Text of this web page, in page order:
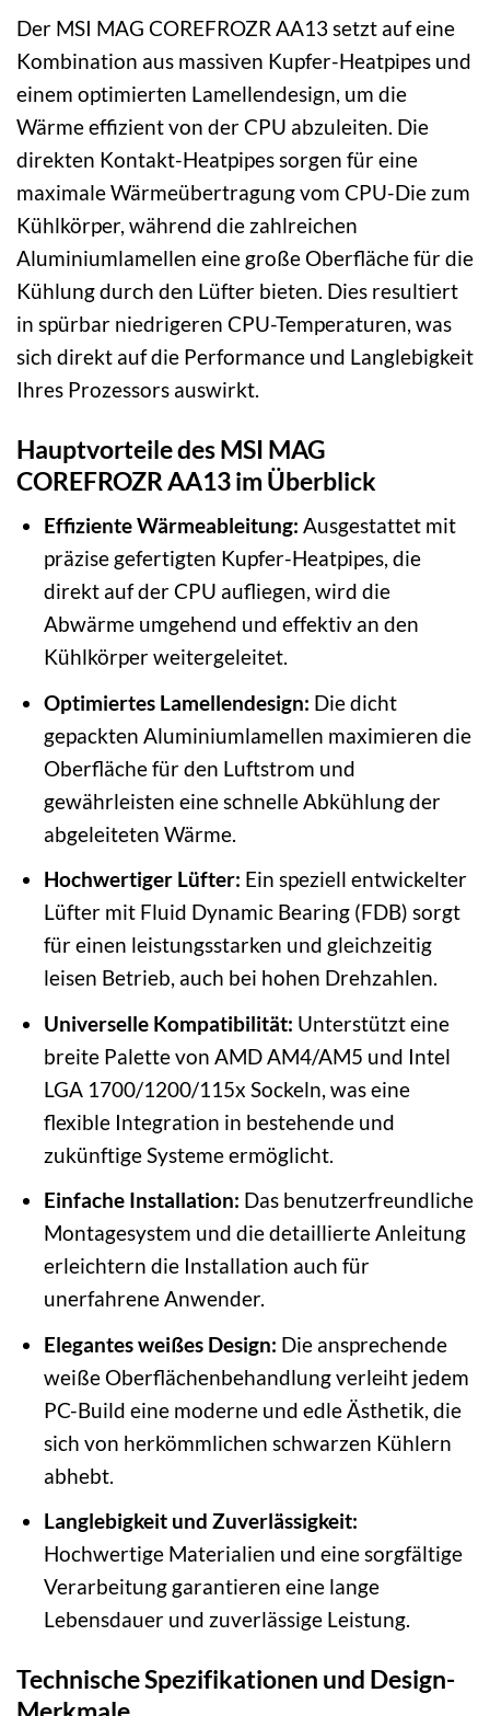
Der MSI MAG COREFROZR AA13 setzt auf eine
Kombination aus massiven Kupfer-Heatpipes und
einem optimierten Lamellendesign, um die
Wärme effizient von der CPU abzuleiten. Die
direkten Kontakt-Heatpipes sorgen für eine
maximale Wärmeübertragung vom CPU-Die zum
Kühlkörper, während die zahlreichen
Aluminiumlamellen eine große Oberfläche für die
Kühlung durch den Lüfter bieten. Dies resultiert
in spürbar niedrigeren CPU-Temperaturen, was
sich direkt auf die Performance und Langlebigkeit
Ihres Prozessors auswirkt.
Hauptvorteile des MSI MAG
COREFROZR AA13 im Überblick
Effiziente Wärmeableitung: Ausgestattet mit
präzise gefertigten Kupfer-Heatpipes, die
direkt auf der CPU aufliegen, wird die
Abwärme umgehend und effektiv an den
Kühlkörper weitergeleitet.
Optimiertes Lamellendesign: Die dicht
gepackten Aluminiumlamellen maximieren die
Oberfläche für den Luftstrom und
gewährleisten eine schnelle Abkühlung der
abgeleiteten Wärme.
Hochwertiger Lüfter: Ein speziell entwickelter
Lüfter mit Fluid Dynamic Bearing (FDB) sorgt
für einen leistungsstarken und gleichzeitig
leisen Betrieb, auch bei hohen Drehzahlen.
Universelle Kompatibilität: Unterstützt eine
breite Palette von AMD AM4/AM5 und Intel
LGA 1700/1200/115x Sockeln, was eine
flexible Integration in bestehende und
zukünftige Systeme ermöglicht.
Einfache Installation: Das benutzerfreundliche
Montagesystem und die detaillierte Anleitung
erleichtern die Installation auch für
unerfahrene Anwender.
Elegantes weißes Design: Die ansprechende
weiße Oberflächenbehandlung verleiht jedem
PC-Build eine moderne und edle Ästhetik, die
sich von herkömmlichen schwarzen Kühlern
abhebt.
Langlebigkeit und Zuverlässigkeit:
Hochwertige Materialien und eine sorgfältige
Verarbeitung garantieren eine lange
Lebensdauer und zuverlässige Leistung.
Technische Spezifikationen und Design-